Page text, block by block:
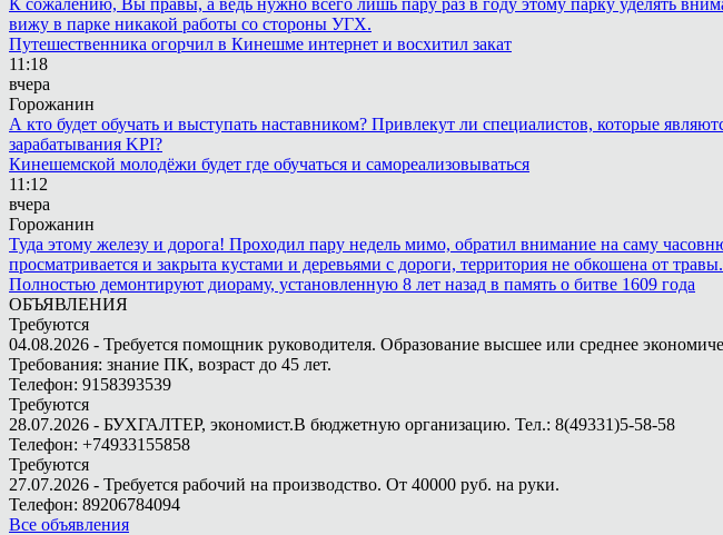
К сожалению, Вы правы, а ведь нужно всего лишь пару раз в году этому парку уделять
вижу в парке никакой работы со стороны УГХ.
Путешественника огорчил в Кинешме интернет и восхитил закат
11:18
вчера
Горожанин
А кто будет обучать и выступать наставником? Привлекут ли специалистов, которые
зарабатывания KPI?
Кинешемской молодёжи будет где обучаться и самореализовываться
11:12
вчера
Горожанин
Туда этому железу и дорога! Проходил пару недель мимо, обратил внимание на саму
просматривается и закрыта кустами и деревьями с дороги, территория не обкошена от
Полностью демонтируют диораму, установленную 8 лет назад в память о битве 1609 года
ОБЪЯВЛЕНИЯ
Требуются
04.08.2026 - Требуется помощник руководителя. Образование высшее или среднее
Требования: знание ПК, возраст до 45 лет.
Телефон: 9158393539
Требуются
28.07.2026 - БУХГАЛТЕР, экономист.В бюджетную организацию. Тел.: 8(49331)5-58-58
Телефон: +74933155858
Требуются
27.07.2026 - Требуется рабочий на производство. От 40000 руб. на руки.
Телефон: 89206784094
Все объявления